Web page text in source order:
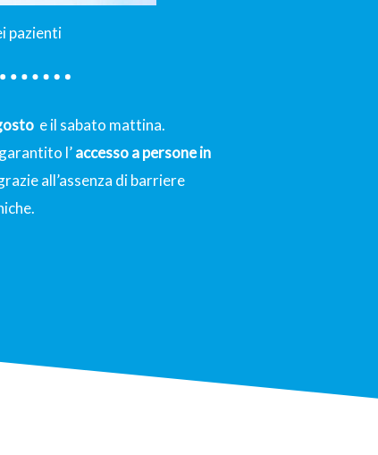
pazienti
e il sabato mattina.
l’accesso a persone in
all’assenza di barriere